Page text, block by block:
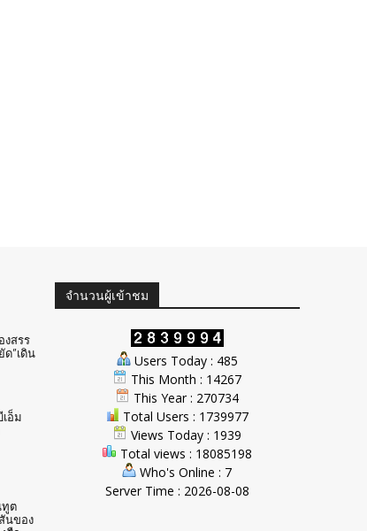
งสรร
”เดิน
อ็ม
ทูต
นของ
จำนวนผู้เข้าชม
Users Today : 485
This Month : 14267
This Year : 270734
Total Users : 1739977
Views Today : 1939
Total views : 18085198
Who's Online : 7
Server Time : 2026-08-08